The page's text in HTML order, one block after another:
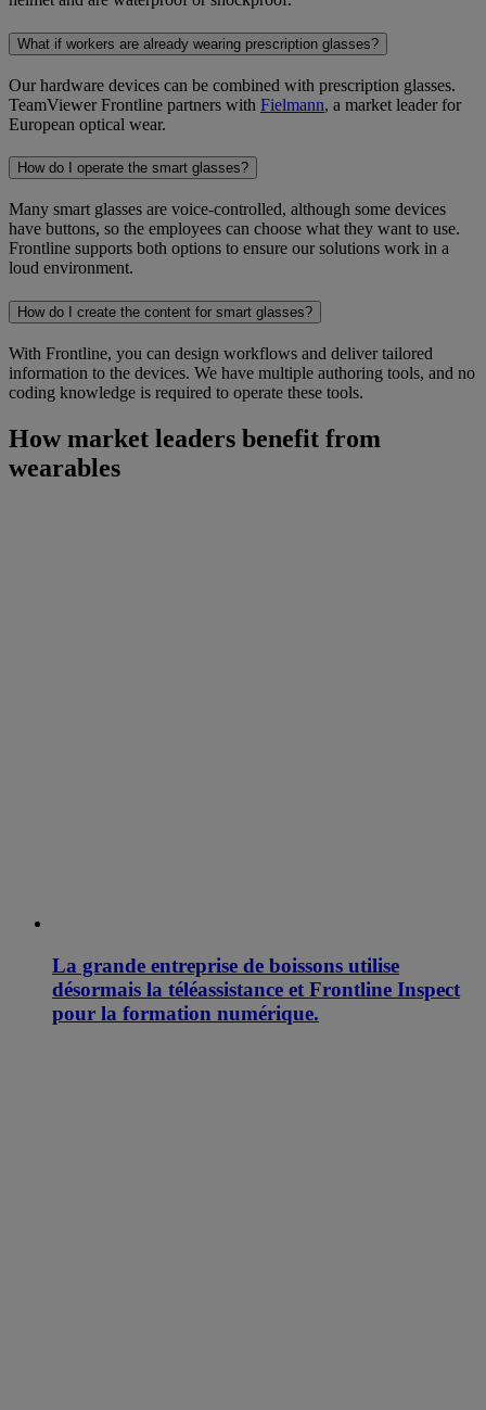
What if workers are already wearing prescription glasses?
Our hardware devices can be combined with prescription glasses.
TeamViewer Frontline partners with Fielmann, a market leader for
European optical wear.
How do I operate the smart glasses?
Many smart glasses are voice-controlled, although some devices
have buttons, so the employees can choose what they want to use.
Frontline supports both options to ensure our solutions work in a
loud environment.
How do I create the content for smart glasses?
With Frontline, you can design workflows and deliver tailored
information to the devices. We have multiple authoring tools, and no
coding knowledge is required to operate these tools.
How market leaders benefit from
wearables
La grande entreprise de boissons utilise
désormais la téléassistance et Frontline Inspect
pour la formation numérique.